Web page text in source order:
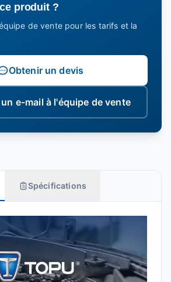
produit ?
de vente pour les tarifs et la
Obtenir un devis
e-mail à l'équipe de vente
Spécifications